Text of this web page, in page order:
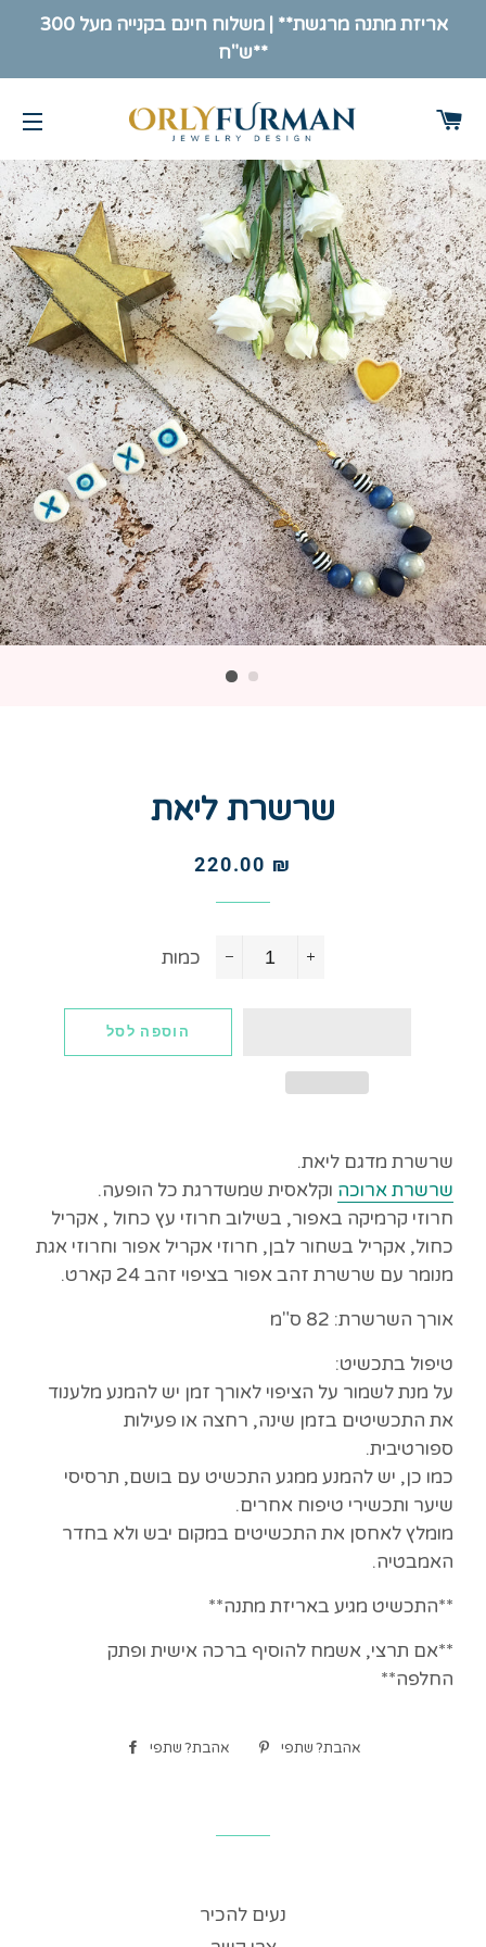
אריזת מתנה מרגשת** | משלוח חינם בקנייה מעל 300
ש"ח**
שרשרת ליאת
מחיר
מחיר
220.00 ₪
כמות
הוספה לסל
שרשרת מדגם ליאת.
שרשרת ארוכה וקלאסית שמשדרגת כל הופעה.
חרוזי קרמיקה באפור, בשילוב חרוזי עץ כחול , אקריל
כחול, אקריל בשחור לבן, חרוזי אקריל אפור וחרוזי אגת
מנומר עם שרשרת זהב אפור בציפוי זהב 24 קארט.
אורך השרשרת: 82 ס"מ
טיפול בתכשיט:
על מנת לשמור על הציפוי לאורך זמן יש להמנע מלענוד
את התכשיטים בזמן שינה, רחצה או פעילות
ספורטיבית.
כמו כן, יש להמנע ממגע התכשיט עם בושם, תרסיסי
שיער ותכשירי טיפוח אחרים.
מומלץ לאחסן את התכשיטים במקום יבש ולא בחדר
האמבטיה.
**התכשיט מגיע באריזת מתנה**
**אם תרצי, אשמח להוסיף ברכה אישית ופתק
החלפה**
אהבת? שתפי
שתפי
אהבת? שתפי
נעים להכיר